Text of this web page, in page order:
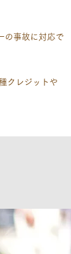
の事故に対応で
クレジットや